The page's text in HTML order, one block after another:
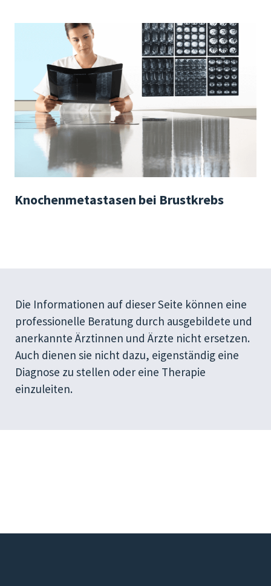
Knochenmetastasen bei Brustkrebs
Die Informationen auf dieser Seite können eine
professionelle Beratung durch ausgebildete und
anerkannte Ärztinnen und Ärzte nicht ersetzen.
Auch dienen sie nicht dazu, eigenständig eine
Diagnose zu stellen oder eine Therapie
einzuleiten.